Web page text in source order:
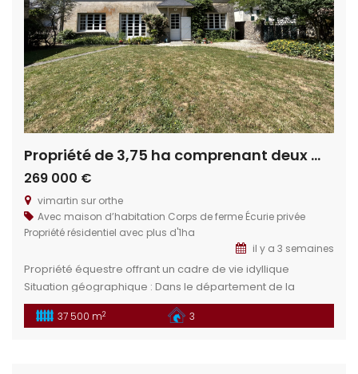
Propriété de 3,75 ha comprenant deux maisons
269 000 €
vimartin sur orthe
Avec maison d’habitation Corps de ferme Écurie privée
Propriété résidentiel avec plus d'1ha
il y a 3 semaines
Propriété équestre offrant un cadre de vie idyllique
Situation géographique : Dans le département de la
Mayenne en limitrophe de la Sarthe, en région Pays de la
Loire, se trouve le charmant village de Vimartin sur Orthe.
37 500 m2 3